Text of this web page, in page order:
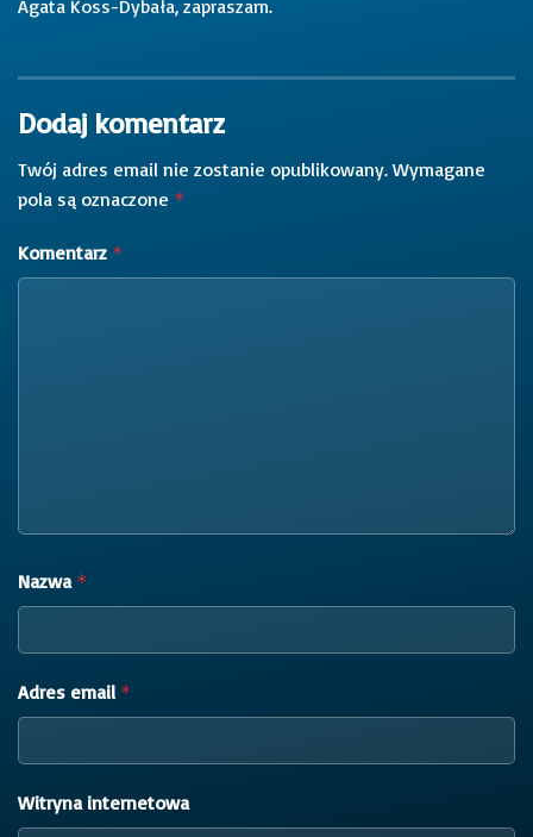
Agata Koss-Dybała, zapraszam.
Dodaj komentarz
Twój adres email nie zostanie opublikowany. Wymagane
pola są oznaczone *
Komentarz *
Nazwa *
Adres email *
Witryna internetowa